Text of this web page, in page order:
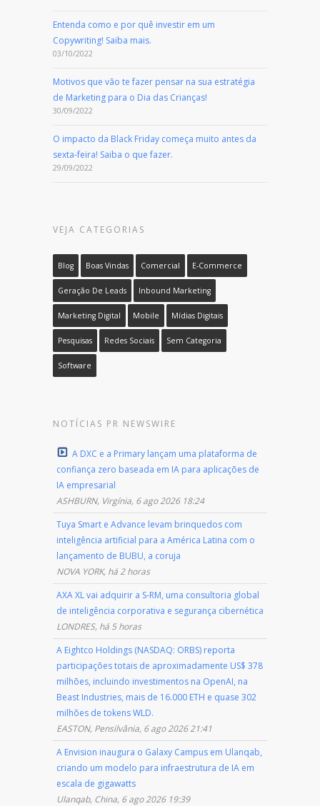
Entenda como e por quê investir em um
Copywriting! Saiba mais.
03/10/2022
Motivos que vão te fazer pensar na sua estratégia
de Marketing para o Dia das Crianças!
30/09/2022
O impacto da Black Friday começa muito antes da
sexta-feira! Saiba o que fazer.
29/09/2022
VEJA CATEGORIAS
Blog Boas Vindas Comercial E-Commerce
Geração De Leads Inbound Marketing
Marketing Digital Mobile Mídias Digitais
Pesquisas Redes Sociais Sem Categoria
Software
NOTÍCIAS PR NEWSWIRE
A DXC e a Primary lançam uma plataforma de
confiança zero baseada em IA para aplicações de
IA empresarial
ASHBURN, Virgínia, 6 ago 2026 18:24
Tuya Smart e Advance levam brinquedos com
inteligência artificial para a América Latina com o
lançamento de BUBU, a coruja
NOVA YORK, há 2 horas
AXA XL vai adquirir a S-RM, uma consultoria global
de inteligência corporativa e segurança cibernética
LONDRES, há 5 horas
A Eightco Holdings (NASDAQ: ORBS) reporta
participações totais de aproximadamente US$ 378
milhões, incluindo investimentos na OpenAI, na
Beast Industries, mais de 16.000 ETH e quase 302
milhões de tokens WLD.
EASTON, Pensilvânia, 6 ago 2026 21:41
A Envision inaugura o Galaxy Campus em Ulanqab,
criando um modelo para infraestrutura de IA em
escala de gigawatts
Ulanqab, China, 6 ago 2026 19:39